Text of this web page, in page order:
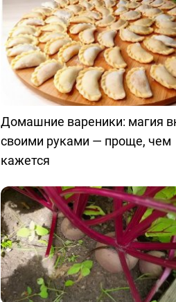
Домашние вареники: магия
своими руками — проще, чем
кажется